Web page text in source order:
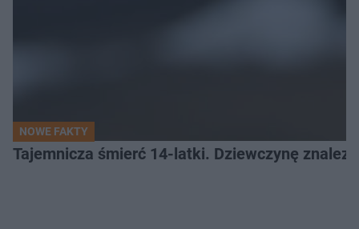
NOWE FAKTY
Tajemnicza śmierć 14-latki. Dziewczynę